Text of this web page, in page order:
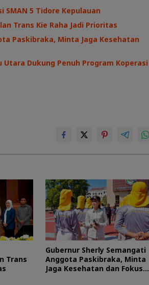
SMAN 5 Tidore Kepulauan
Trans Kie Raha Jadi Prioritas
Paskibraka, Minta Jaga Kesehatan
Dukung Penuh Program Koperasi
Trans
Gubernur Sherly Semangati
Anggota Paskibraka, Minta
Jaga Kesehatan dan Fokus